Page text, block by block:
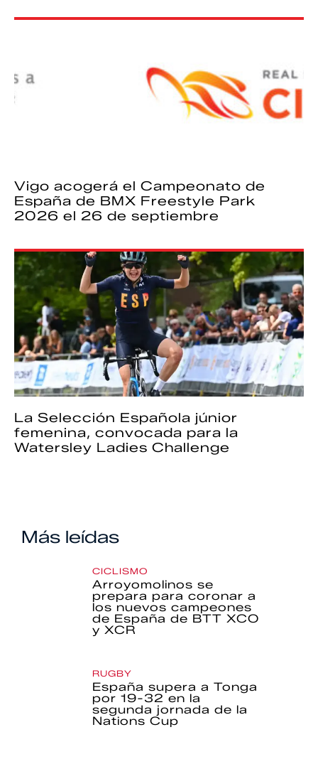
Vigo acogerá el Campeonato de
España de BMX Freestyle Park
2026 el 26 de septiembre
La Selección Española júnior
femenina, convocada para la
Watersley Ladies Challenge
Más leídas
CICLISMO
Arroyomolinos se
prepara para coronar a
los nuevos campeones
de España de BTT XCO
y XCR
RUGBY
España supera a Tonga
por 19-32 en la
segunda jornada de la
Nations Cup